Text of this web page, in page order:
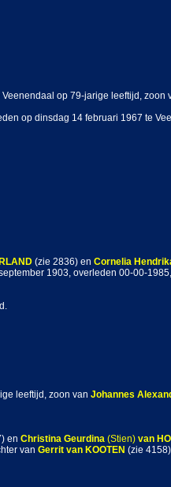
op 79-jarige leeftijd, zoon
op dinsdag 14 februari 1967 te
(zie 2836) en Cornelia
1903, overleden 00-00-
leeftijd, zoon van Johannes
en Christina Geurdina (Stien) van
van Gerrit van KOOTEN (zie